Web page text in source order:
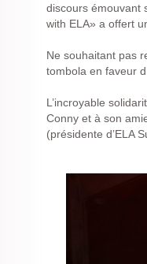
discours émouvant
with ELA» a offert
Ne souhaitant pas
tombola en faveur
L’incroyable
Conny et à son
(présidente d’ELA